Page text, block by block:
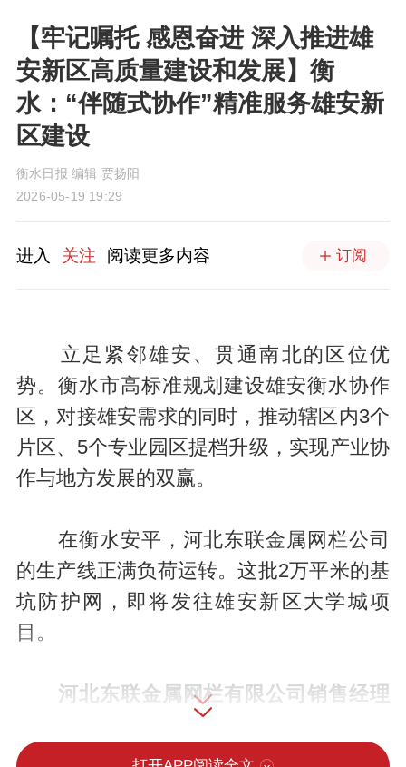
【牢记嘱托 感恩奋进 深入推进雄
安新区高质量建设和发展】衡
水：“伴随式协作”精准服务雄安新
区建设
衡水日报 编辑 贾扬阳
2026-05-19 19:29
进入 关注 阅读更多内容 订阅
立足紧邻雄安、贯通南北的区位优
势。衡水市高标准规划建设雄安衡水协作
区，对接雄安需求的同时，推动辖区内3个
片区、5个专业园区提档升级，实现产业协
作与地方发展的双赢。
在衡水安平，河北东联金属网栏公司
的生产线正满负荷运转。这批2万平米的基
坑防护网，即将发往雄安新区大学城项
目。
河北东联金属网栏有限公司销售经理
切割机、激光焊接设备，优化产品品类，